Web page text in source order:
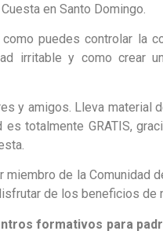
en Santo Domingo.
puedes controlar la
irritable y como crear
y amigos. Lleva material
totalmente GRATIS,
miembro de la Comunidad
de los beneficios de
formativos para